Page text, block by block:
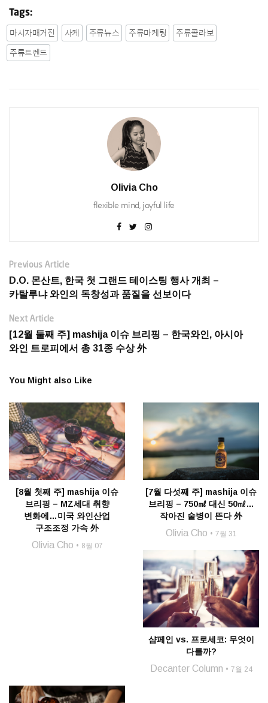
Tags:
마시자매거진 사케 주류뉴스 주류마케팅
주류콜라보
주류트렌드
Olivia Cho
flexible mind, joyful life
Previous Article
D.O. 몬산트, 한국 첫 그랜드 테이스팅 행사 개최 –
카탈루냐 와인의 독창성과 품질을 선보이다
Next Article
[12월 둘째 주] mashija 이슈 브리핑 – 한국와인, 아시아
와인 트로피에서 총 31종 수상 外
You Might also Like
[8월 첫째 주] mashija 이슈
브리핑 – MZ세대 취향
변화에…미국 와인산업
구조조정 가속 外
Olivia Cho 8월 07
[7월 다섯째 주] mashija 이슈
브리핑 – 750㎖ 대신 50㎖…
작아진 술병이 뜬다 外
Olivia Cho 7월 31
샴페인 vs. 프로세코: 무엇이
다를까?
Decanter Column 7월 24